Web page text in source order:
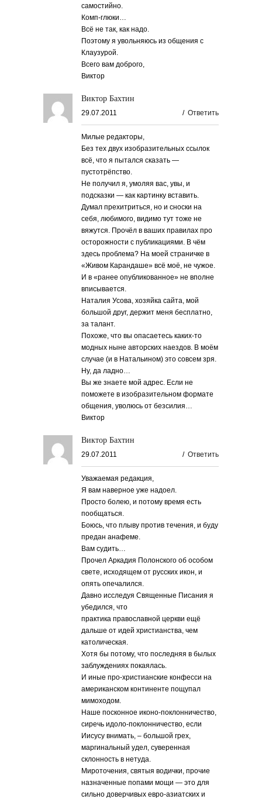
самостийно.
Комп-глюки…
Всё не так, как надо.
Поэтому я увольняюсь из общения с
Клаузурой.
Всего вам доброго,
Виктор
Виктор Бахтин
29.07.2011 / Ответить
Милые редакторы,
Без тех двух изобразительных ссылок
всё, что я пытался сказать —
пустотрёпство.
Не получил я, умоляя вас, увы, и
подсказки — как картинку вставить.
Думал прехитриться, но и сноски на
себя, любимого, видимо тут тоже не
вяжутся. Прочёл в ваших правилах про
осторожности с публикациями. В чём
здесь проблема? На моей страничке в
«Живом Карандаше» всё моё, не чужое.
И в «ранее опубликованное» не вполне
вписывается.
Наталия Усова, хозяйка сайта, мой
большой друг, держит меня бесплатно,
за талант.
Похоже, что вы опасаетесь каких-то
модных ныне авторских наездов. В моём
случае (и в Натальином) это совсем зря.
Ну, да ладно…
Вы же знаете мой адрес. Если не
поможете в изобразительном формате
общения, уволюсь от безсилия…
Виктор
Виктор Бахтин
29.07.2011 / Ответить
Уважаемая редакция,
Я вам наверное уже надоел.
Просто болею, и потому время есть
пообщаться.
Боюсь, что плыву против течения, и буду
предан анафеме.
Вам судить…
Прочел Аркадия Полонского об особом
свете, исходящем от русских икон, и
опять опечалился.
Давно исследуя Священные Писания я
убедился, что
практика православной церкви ещё
дальше от идей христианства, чем
католическая.
Хотя бы потому, что последняя в былых
заблуждениях покаялась.
И иные про-христианские конфесси на
американском континенте пощупал
мимоходом.
Наше посконное иконо-поклонничество,
сиречь идоло-поклонничество, если
Иисусу внимать, – большой грех,
маргинальный удел, суверенная
склонность в нетуда.
Мироточения, святыя водички, прочие
назначенные попами мощи — это для
сильно доверчивых евро-азиатских и